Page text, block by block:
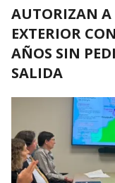
AUTORIZAN A
EXTERIOR
AÑOS SIN
SALIDA